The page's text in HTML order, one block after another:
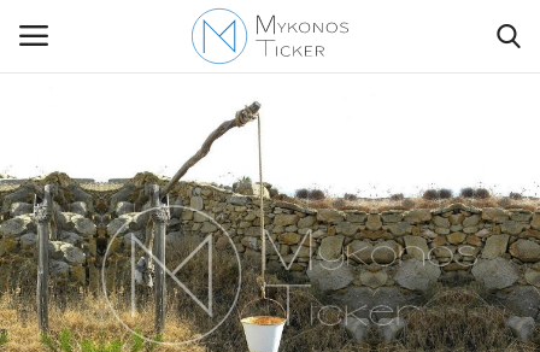
Contact Us
Politique
Business